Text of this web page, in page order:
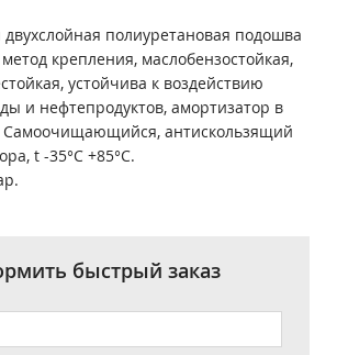
полиуретановая подошва
крепления, маслобензостойкая,
устойчива к воздействию
и нефтепродуктов, амортизатор в
Самоочищающийся, антискользящий
t -35°С +85°С.
быстрый заказ